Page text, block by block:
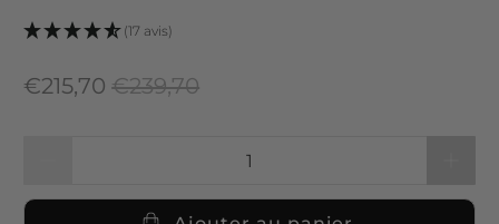
(17 avis)
€215,70 €239,70